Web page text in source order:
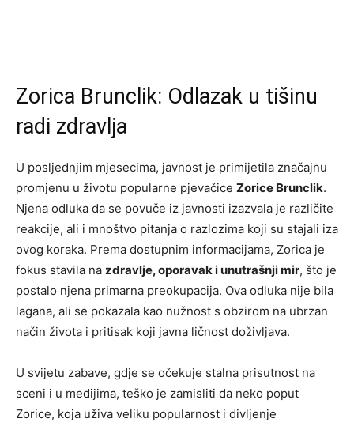
Zorica Brunclik: Odlazak u tišinu
radi zdravlja
U posljednjim mjesecima, javnost je primijetila značajnu
promjenu u životu popularne pjevačice Zorice Brunclik.
Njena odluka da se povuče iz javnosti izazvala je različite
reakcije, ali i mnoštvo pitanja o razlozima koji su stajali iza
ovog koraka. Prema dostupnim informacijama, Zorica je
fokus stavila na zdravlje, oporavak i unutrašnji mir, što je
postalo njena primarna preokupacija. Ova odluka nije bila
lagana, ali se pokazala kao nužnost s obzirom na ubrzan
način života i pritisak koji javna ličnost doživljava.
U svijetu zabave, gdje se očekuje stalna prisutnost na
sceni i u medijima, teško je zamisliti da neko poput
Zorice, koja uživa veliku popularnost i divljenje